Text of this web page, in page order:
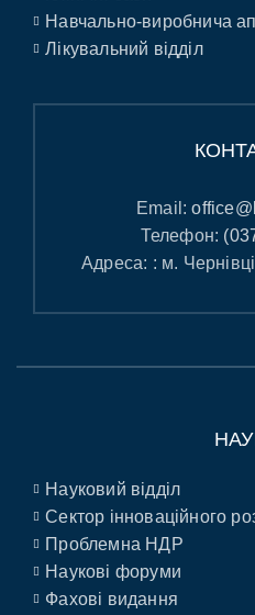
Навчально-виробнича
Лікувальний відділ
Email:
Телефон:
Адреса: : м.
Науковий відділ
Сектор інноваційного
Проблемна НДР
Наукові форуми
Фахові видання